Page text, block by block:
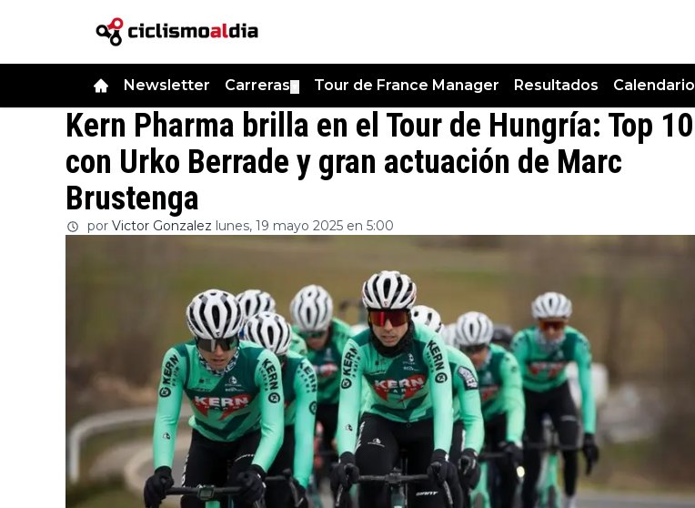
Newsletter Carreras Tour de France Manager Resultados Calendario
Kern Pharma brilla en el Tour de Hungría: Top 10
con Urko Berrade y gran actuación de Marc
Brustenga
por Victor Gonzalez lunes, 19 mayo 2025 en 5:00